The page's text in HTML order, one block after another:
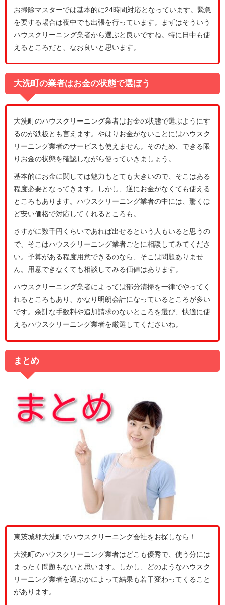
お掃除マスターでは基本的に24時間対応となっています。緊急
を要する場合は夜中でも出張を行っています。まずはそういう
ハウスクリーニング業者から選ぶと良いですね。特に日中も使
えるところだと、なお良いと思います。
大洗町の業者はお金の状態で選ぼう
大洗町のハウスクリーニング業者はお金の状態で選ぶようにす
るのが鉄板とも言えます。やはりお金がないことにはハウスク
リーニング業者のサービスも使えません。そのため、できる限
りお金の状態を確認しながら使っていきましょう。
基本的にお金に関しては魅力もとても大きいので、そこはある
程度必要となってきます。しかし、逆にお金がなくても使える
ところもあります。ハウスクリーニング業者の中には、驚くほ
ど安い価格で対応してくれるところも。
さすがに数千円くらいであれば出せるという人もいると思うの
で、そこはハウスクリーニング業者ごとに相談してみてくださ
い。予算がある程度用意できるのなら、そこは問題ありませ
ん。用意できなくても相談してみる価値はあります。
ハウスクリーニング業者によっては部分清掃を一律でやってく
れるところもあり、かなり明朗会計になっているところが多い
です。余計な手数料や追加請求のないところを選び、快適に使
えるハウスクリーニング業者を厳選してくださいね。
まとめ
東茨城郡大洗町でハウスクリーニング会社をお探しなら！
大洗町のハウスクリーニング業者はどこも優秀で、使う分には
まったく問題もないと思います。しかし、どのようなハウスク
リーニング業者を選ぶかによって結果も若干変わってくること
があります。